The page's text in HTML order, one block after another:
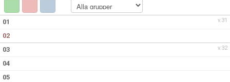
KONTAKT v.31
01
02
v.32
03
04
05